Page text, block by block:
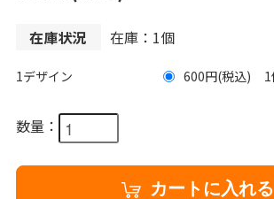
在庫状況 在庫：1個
1デザイン 600円(税込) 1
数量：
カートに入れる